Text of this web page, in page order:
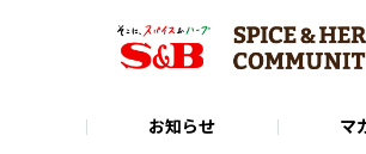
お知らせ マ